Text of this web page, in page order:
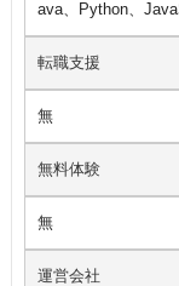
ava、Python、
転職支援
無
無料体験
無
運営会社